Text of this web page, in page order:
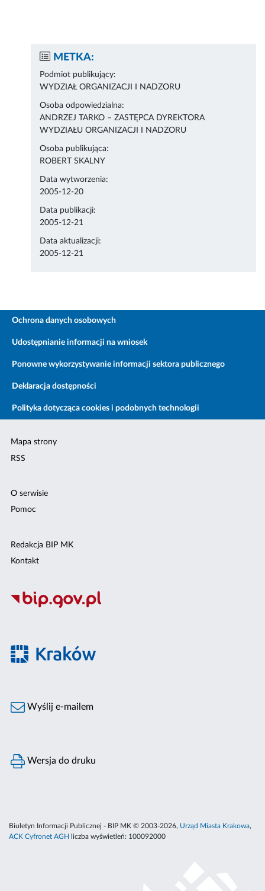
METKA:
Podmiot publikujący:
WYDZIAŁ ORGANIZACJI I NADZORU
Osoba odpowiedzialna:
ANDRZEJ TARKO – ZASTĘPCA DYREKTORA
WYDZIAŁU ORGANIZACJI I NADZORU
Osoba publikująca:
ROBERT SKALNY
Data wytworzenia:
2005-12-20
Data publikacji:
2005-12-21
Data aktualizacji:
2005-12-21
Ochrona danych osobowych
Udostępnianie informacji na wniosek
Ponowne wykorzystywanie informacji sektora publicznego
Deklaracja dostępności
Polityka dotycząca cookies i podobnych technologii
Mapa strony
RSS
O serwisie
Pomoc
Redakcja BIP MK
Kontakt
Wyślij e-mailem
Wersja do druku
Biuletyn Informacji Publicznej - BIP MK © 2003-2026, Urząd Miasta Krakowa,
ACK Cyfronet AGH
liczba wyświetleń: 100092000